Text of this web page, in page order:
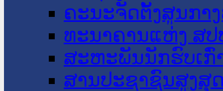
ຄະນະຈັດຕັ້ງສູນກາ
ທະນາຄານແຫ່ງ ສປ
ສະຫະພັນນັກຮົບເກົ່
ສານປະຊາຊົນສູງສຸ